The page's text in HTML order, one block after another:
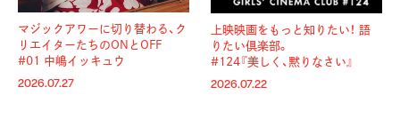
マジックアワーに切り替わる、 ク
リエイターたちのONとOFF
#01 中嶋イッキュウ
2026.07.27
上映映画をもっと知りたい！ 語
りたい倶楽部。
#124『美しく、黙りなさい』
2026.07.22